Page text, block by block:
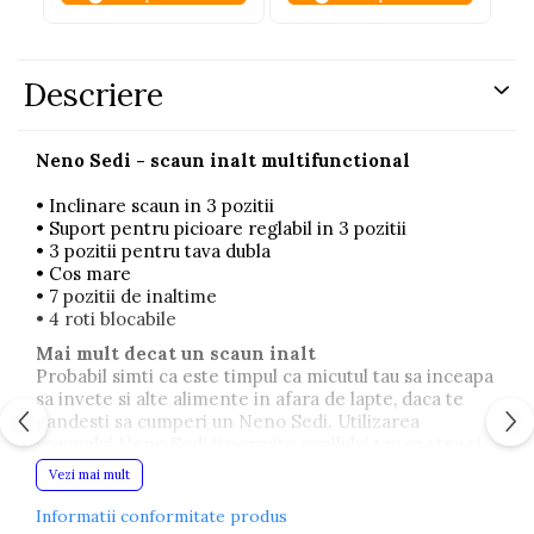
Descriere
Neno Sedi - scaun inalt multifunctional
• Inclinare scaun in 3 pozitii
• Suport pentru picioare reglabil in 3 pozitii
• 3 pozitii pentru tava dubla
• Cos mare
• 7 pozitii de inaltime
• 4 roti blocabile
Mai mult decat un scaun inalt
Probabil simti ca este timpul ca micutul tau sa inceapa
sa invete si alte alimente in afara de lapte, daca te
gandesti sa cumperi un Neno Sedi. Utilizarea
scaunului Neno Sedi ii permite copilului tau sa stea si
sa manance impreuna cu familia.
Scaunul este echipat cu centuri de siguranta in 5
Vezi mai mult
Informatii conformitate produs